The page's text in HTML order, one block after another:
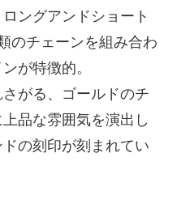
ングアンドショート
のチェーンを組み合わ
が特徴的。
がる、ゴールドのチ
品な雰囲気を演出し
の刻印が刻まれてい